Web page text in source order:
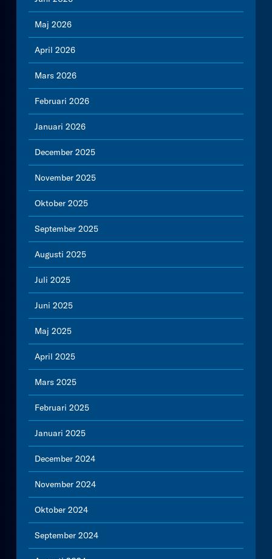
Maj 2026
April 2026
Mars 2026
Februari 2026
Januari 2026
December 2025
November 2025
Oktober 2025
September 2025
Augusti 2025
Juli 2025
Juni 2025
Maj 2025
April 2025
Mars 2025
Februari 2025
Januari 2025
December 2024
November 2024
Oktober 2024
September 2024